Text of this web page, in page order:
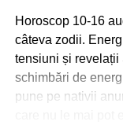
Horoscop 10-16
câteva zodii.
tensiuni și revelații
schimbări de
pune pe nativii